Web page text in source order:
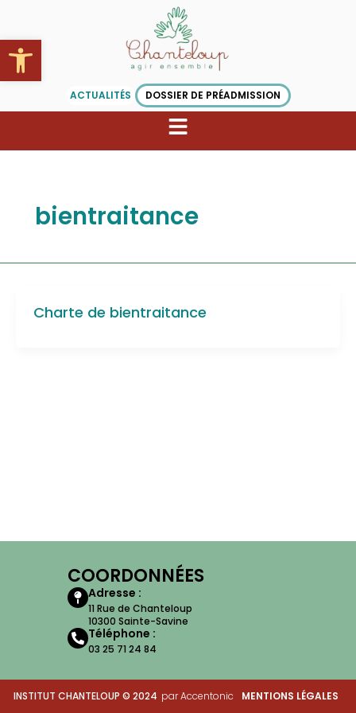
Ouvrir la barre d’outils
contenu
ACTUALITÉS DOSSIER DE PRÉADMISSION
bientraitance
Charte de bientraitance
COORDONNÉES
Adresse :
11 Rue de Chanteloup
10300 Sainte-Savine
Téléphone :
03 25 71 24 84
INSTITUT CHANTELOUP © 2024 par Accentonic MENTIONS LÉGALES